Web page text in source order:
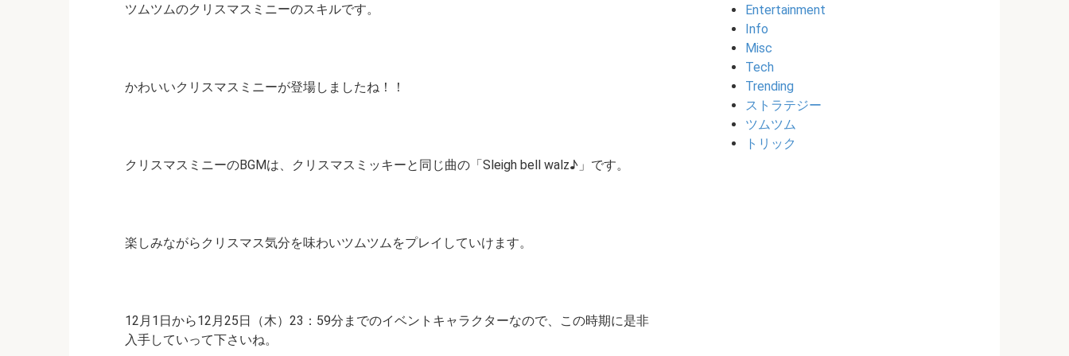
ツムツムのクリスマスミニーのスキルです。
かわいいクリスマスミニーが登場しましたね！！
クリスマスミニーのBGMは、クリスマスミッキーと同じ曲の「Sleigh bell walz♪」です。
楽しみながらクリスマス気分を味わいツムツムをプレイしていけます。
12月1日から12月25日（木）23：59分までのイベントキャラクターなので、この時期に是非
入手していって下さいね。
Entertainment
Info
Misc
Tech
Trending
ストラテジー
ツムツム
トリック